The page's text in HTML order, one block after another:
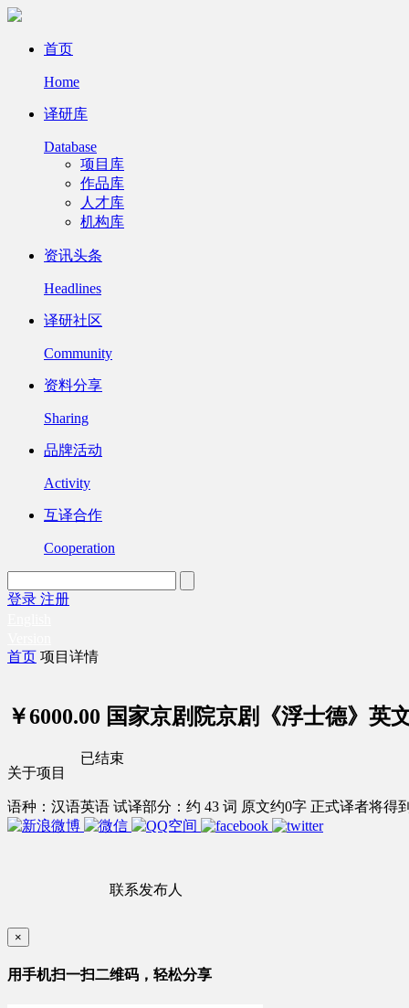
首页
Home
译研库
Database
项目库
作品库
人才库
机构库
资讯头条
Headlines
译研社区
Community
资料分享
Sharing
品牌活动
Activity
互译合作
Cooperation
登录 注册
首页 项目详情
￥6000.00 国家京剧院京剧《浮士德》英
关于项目
语种：汉语英语 试译部分：约 43 词 原文约0字 正式译者将得
联系发布人
已结束
×
用手机扫一扫二维码，轻松分享